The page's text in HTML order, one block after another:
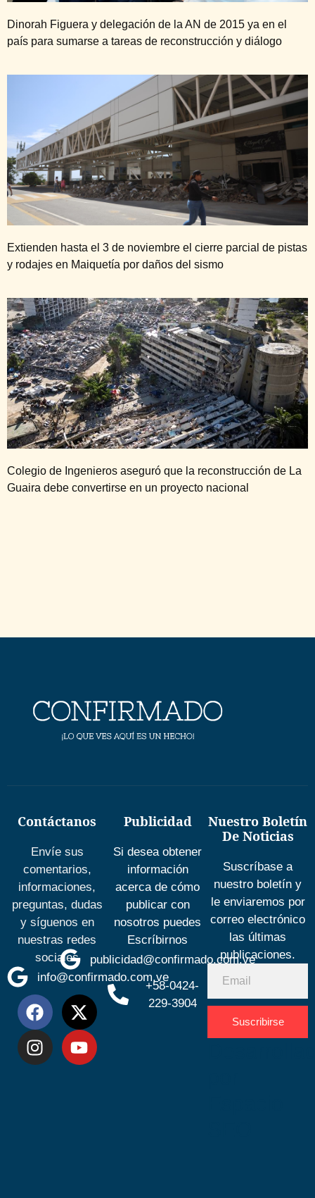
Dinorah Figuera y delegación de la AN de 2015 ya en el
país para sumarse a tareas de reconstrucción y diálogo
Extienden hasta el 3 de noviembre el cierre parcial de pistas
y rodajes en Maiquetía por daños del sismo
Colegio de Ingenieros aseguró que la reconstrucción de La
Guaira debe convertirse en un proyecto nacional
Contáctanos
Envíe sus
comentarios,
informaciones,
preguntas, dudas
y síguenos en
nuestras redes
sociales
info@confirmado.com.ve
Publicidad
Si desea obtener
información
acerca de cómo
publicar con
nosotros puedes
Escríbirnos
publicidad@confirmado.com.ve
+58-0424-
229-3904
Nuestro Boletín
De Noticias
Suscríbase a
nuestro boletín y
le enviaremos por
correo electrónico
las últimas
publicaciones.
Suscribirse